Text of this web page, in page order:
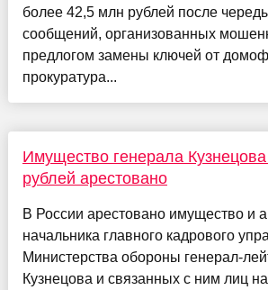
более 42,5 млн рублей после
сообщений, организованных
предлогом замены ключей от
прокуратура...
Имущество генерала
рублей арестовано
В России арестовано имущество и
начальника главного кадрового
Министерства обороны генерал-
Кузнецова и связанных с ним лиц